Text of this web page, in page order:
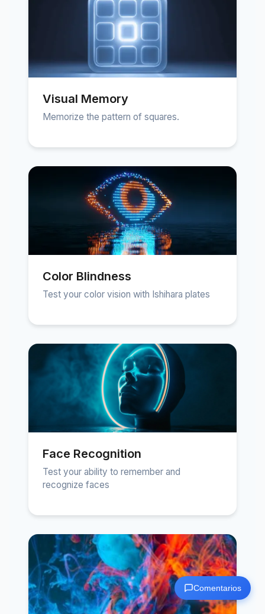
Visual Memory
Memorize the pattern of squares.
Color Blindness
Test your color vision with Ishihara plates
Face Recognition
Test your ability to remember and
recognize faces
Comentarios